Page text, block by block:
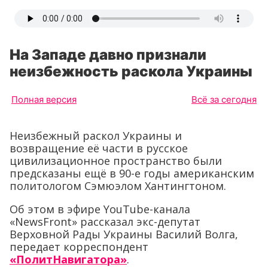
На Западе давно признали
неизбежность раскола Украины
Полная версия Всё за сегодня
Неизбежный раскол Украины и
возвращение её части в русское
цивилизационное пространство были
предсказаны ещё в 90-е годы американским
политологом Сэмюэлом Хантингтоном.
Об этом в эфире YouTube-канала
«NewsFront» рассказал экс-депутат
Верховной Рады Украины Василий Волга,
передает корреспондент
«ПолитНавигатора».